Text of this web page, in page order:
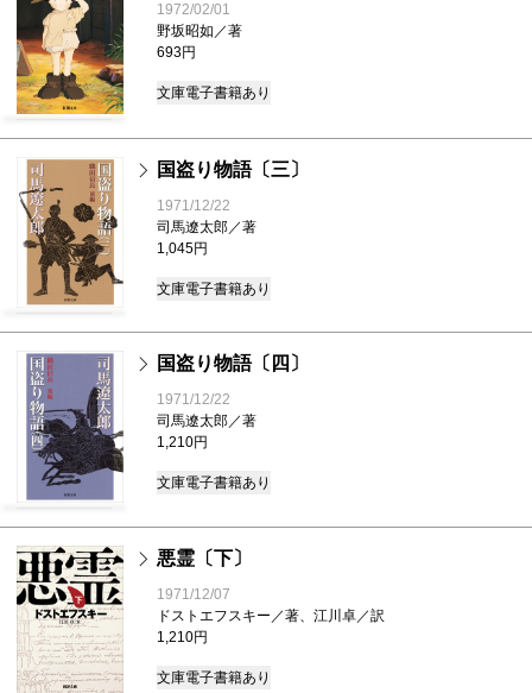
1972/02/01
野坂昭如／著
693円
文庫電子書籍あり
国盗り物語〔三〕
1971/12/22
司馬遼太郎／著
1,045円
文庫電子書籍あり
国盗り物語〔四〕
1971/12/22
司馬遼太郎／著
1,210円
文庫電子書籍あり
悪霊〔下〕
1971/12/07
ドストエフスキー／著、江川卓／訳
1,210円
文庫電子書籍あり